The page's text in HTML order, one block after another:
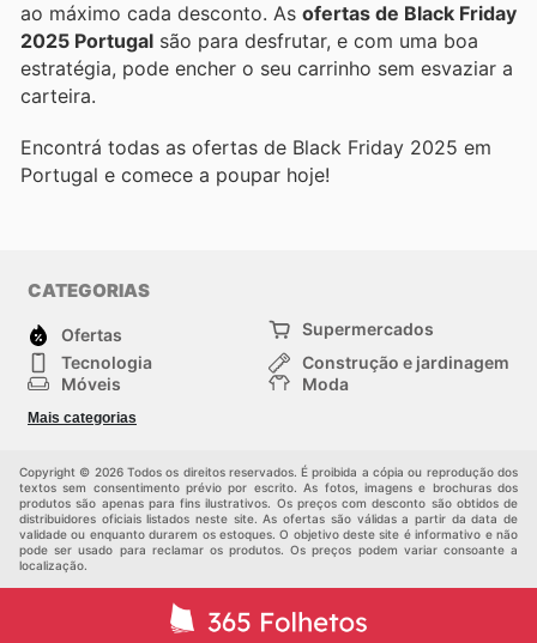
ao máximo cada desconto. As ofertas de Black Friday
2025 Portugal são para desfrutar, e com uma boa
estratégia, pode encher o seu carrinho sem esvaziar a
carteira.
Encontrá todas as ofertas de Black Friday 2025 em
Portugal e comece a poupar hoje!
CATEGORIAS
Ofertas
Supermercados
Tecnologia
Construção e jardinagem
Móveis
Moda
Crianças
Mais categorias
Copyright © 2026 Todos os direitos reservados. É proibida a cópia ou reprodução dos
textos sem consentimento prévio por escrito. As fotos, imagens e brochuras dos
produtos são apenas para fins ilustrativos. Os preços com desconto são obtidos de
distribuidores oficiais listados neste site. As ofertas são válidas a partir da data de
validade ou enquanto durarem os estoques. O objetivo deste site é informativo e não
pode ser usado para reclamar os produtos. Os preços podem variar consoante a
localização.